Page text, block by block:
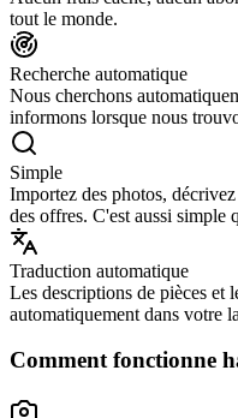
tout le monde.
Recherche automatique
Nous cherchons
informons lorsque nous
Simple
Importez des photos,
des offres. C'est aussi simple
Traduction automatique
Les descriptions de pièces et
automatiquement dans votre
Comment fonctionne